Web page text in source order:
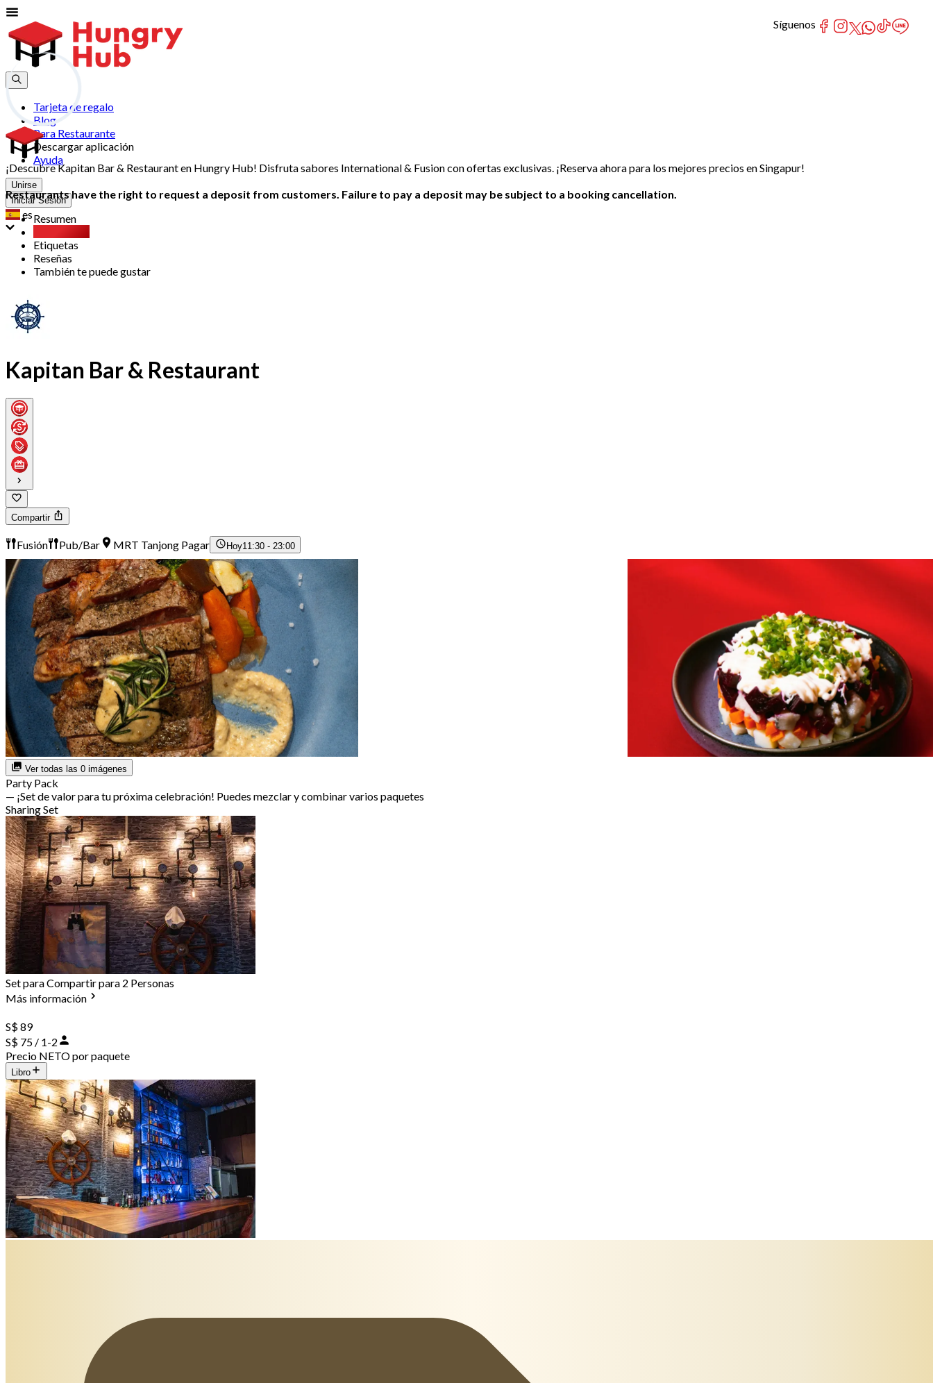
Tarjeta de regalo
Blog
Para Restaurante
Descargar aplicación
Ayuda
Unirse
Iniciar Sesión
es
¡Descubre Kapitan Bar & Restaurant en Hungry Hub! Disfruta sabores International & Fusion con ofertas exclusivas. ¡Reserva ahora para los mejores precios en Singapur!
Restaurants have the right to request a deposit from customers. Failure to pay a deposit may be subject to a booking cancellation.
Resumen
Etiquetas
Reseñas
También te puede gustar
Kapitan Bar & Restaurant
Compartir
Fusión Pub/Bar MRT Tanjong Pagar Hoy11:30 - 23:00
Ver todas las 0 imágenes
Party Pack
— ¡Set de valor para tu próxima celebración! Puedes mezclar y combinar varios paquetes
Sharing Set
Set para Compartir para 2 Personas
Más información
S$ 89
S$ 75 / 1-2
Precio NETO por paquete
Libro
Síguenos